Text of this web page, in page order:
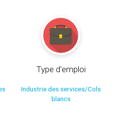
Type d'emploi
Industrie des services/Cols
blancs